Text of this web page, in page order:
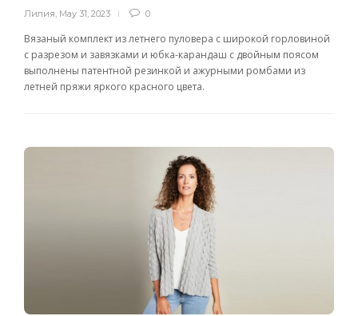
Лилия, May 31, 2023 0
Вязаный комплект из летнего пуловера с широкой горловиной
с разрезом и завязками и юбка-карандаш с двойным поясом
выполнены патентной резинкой и ажурными ромбами из
летней пряжи яркого красного цвета.